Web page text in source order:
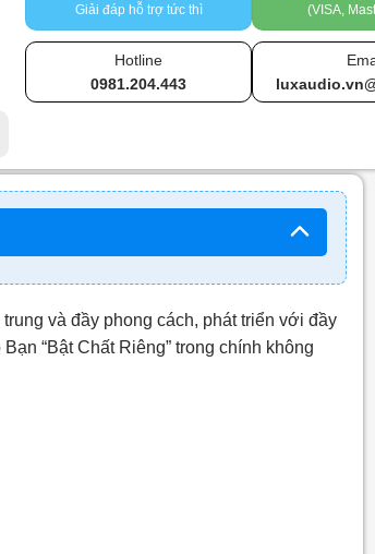
Giải đáp hỗ trợ tức thì (VISA,
Hotline
0981.204.443
và đầy phong cách, phát triển với đầy
“Bật Chất Riêng” trong chính không